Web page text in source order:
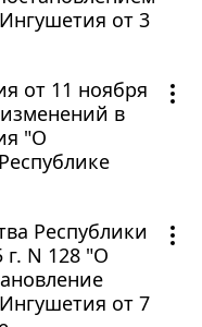
от 3
от 11 ноября
в
"О
Республики
N 128 "О
от 7